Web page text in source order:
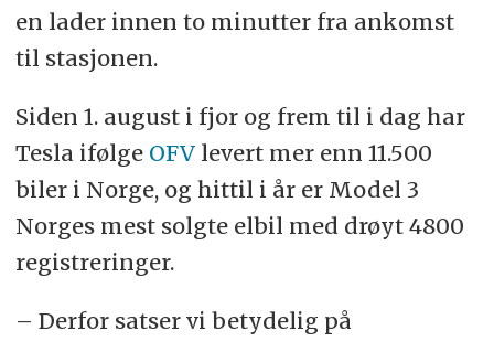
en lader innen to minutter fra ankomst
til stasjonen.
Siden 1. august i fjor og frem til i dag har
Tesla ifølge OFVlevert mer enn 11.500
biler i Norge, og hittil i år er Model 3
Norges mest solgte elbil med drøyt 4800
registreringer.
– Derfor satser vi betydelig på